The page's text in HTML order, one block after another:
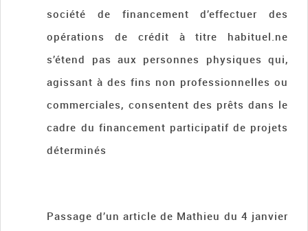
société de financement d’effectuer des
opérations de crédit à titre habituel.ne
s’étend pas aux personnes physiques qui,
agissant à des fins non professionnelles ou
commerciales, consentent des prêts dans le
cadre du financement participatif de projets
déterminés
Passage d’un article de Mathieu du 4 janvier